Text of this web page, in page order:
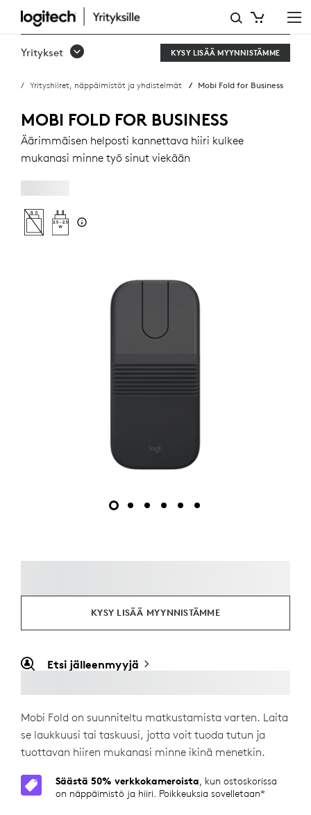
MOBI
FOLD
BUSINESS
Yritykset KYSY LISÄÄ MYYNNISTÄMME
Yrityshiiret, näppäimistöt ja yhdistelmät Mobi Fold for Business
MOBI FOLD FOR BUSINESS
Äärimmäisen helposti kannettava hiiri kulkee
mukanasi minne työ sinut viekään
KYSY LISÄÄ MYYNNISTÄMME
Etsi jälleenmyyjä
Mobi Fold on suunniteltu matkustamista varten. Laita
se laukkuusi tai taskuusi, jotta voit tuoda tutun ja
tuottavan hiiren mukanasi minne ikinä menetkin.
Säästä 50% verkkokameroista, kun ostoskorissa
on näppäimistö ja hiiri. Poikkeuksia sovelletaan*